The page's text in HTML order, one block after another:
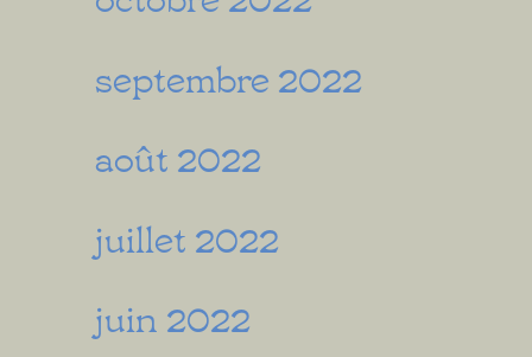
septembre 2022
août 2022
juillet 2022
juin 2022